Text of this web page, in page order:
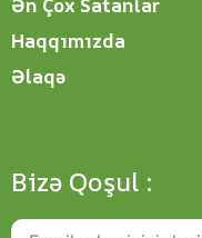
Haqqımızda
Əlaqə
Bizə Qoşul :